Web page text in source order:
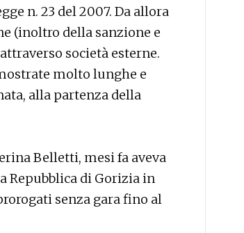
n. 23 del 2007. Da allora
(inoltro della sanzione e
società esterne.
molto lunghe e
alla partenza della
Belletti, mesi fa aveva
Repubblica di Gorizia in
senza gara fino al